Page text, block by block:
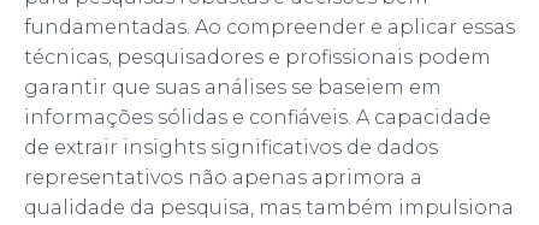
fundamentadas. Ao compreender e aplicar essas
técnicas, pesquisadores e profissionais podem
garantir que suas análises se baseiem em
informações sólidas e confiáveis. A capacidade
de extrair insights significativos de dados
representativos não apenas aprimora a
qualidade da pesquisa, mas também impulsiona